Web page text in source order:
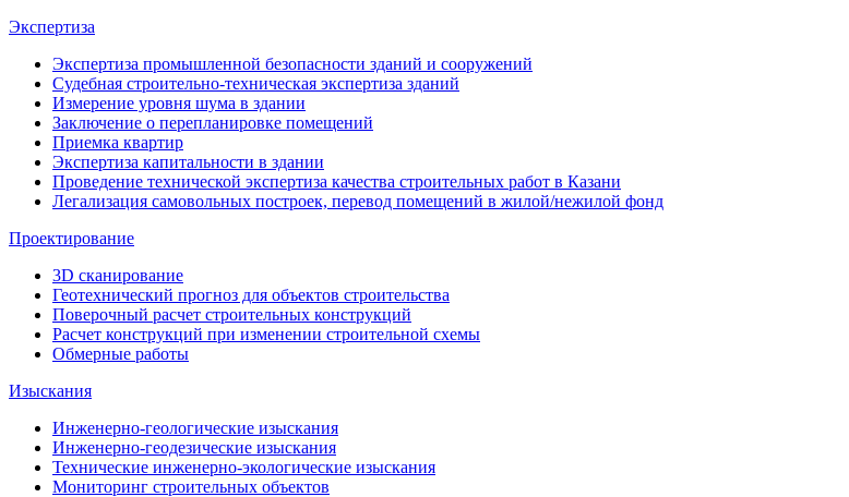
Экспертиза
Экспертиза промышленной безопасности зданий и сооружений
Судебная строительно-техническая экспертиза зданий
Измерение уровня шума в здании
Заключение о перепланировке помещений
Приемка квартир
Экспертиза капитальности в здании
Проведение технической экспертиза качества строительных работ в Казани
Легализация самовольных построек, перевод помещений в жилой/нежилой фонд
Проектирование
3D сканирование
Геотехнический прогноз для объектов строительства
Поверочный расчет строительных конструкций
Расчет конструкций при изменении строительной схемы
Обмерные работы
Изыскания
Инженерно-геологические изыскания
Инженерно-геодезические изыскания
Технические инженерно-экологические изыскания
Мониторинг строительных объектов